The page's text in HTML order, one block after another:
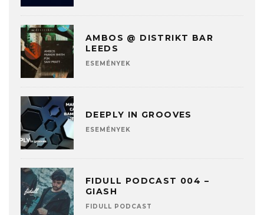
AMBOS @ DISTRIKT BAR
LEEDS
ESEMÉNYEK
DEEPLY IN GROOVES
ESEMÉNYEK
FIDULL PODCAST 004 –
GIASH
FIDULL PODCAST